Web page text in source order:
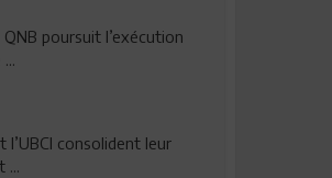
poursuit l’exécution
l’UBCI consolident leur
...